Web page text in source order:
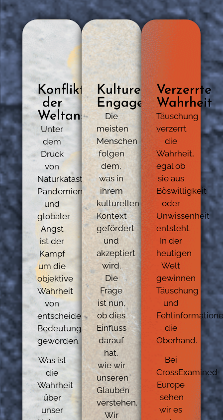
Konflikt
der
Weltanschauungen
Unter
dem
Druck
von
Naturkatastrophen,
Pandemien
und
globaler
Angst
ist der
Kampf
um die
objektive
Wahrheit
von
entscheidender
Bedeutung
geworden.
Was ist
die
Wahrheit
über
unser
Kulturelles
Engagement
Die
meisten
Menschen
folgen
dem,
was in
ihrem
kulturellen
Kontext
gefördert
und
akzeptiert
wird.
Die
Frage
ist nun,
ob dies
Einfluss
darauf
hat,
wie wir
unseren
Glauben
verstehen.
Wir
Verzerrte
Wahrheit
Täuschung
verzerrt
die
Wahrheit,
egal ob
sie aus
Böswilligkeit
oder
Unwissenheit
entsteht.
In der
heutigen
Welt
gewinnen
Täuschung
und
die
Oberhand.
Bei
CrossExamined
Europe
sehen
wir es